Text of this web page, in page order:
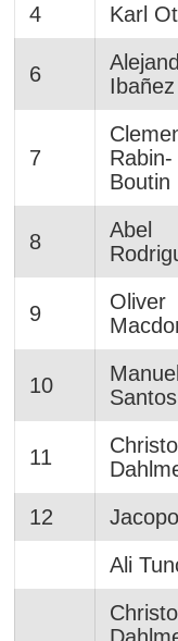
4 Karl
6
Ibañez
7
Rabin-
Boutin
8
Abel
9
Oliver
10
Santos
11
12
Ali